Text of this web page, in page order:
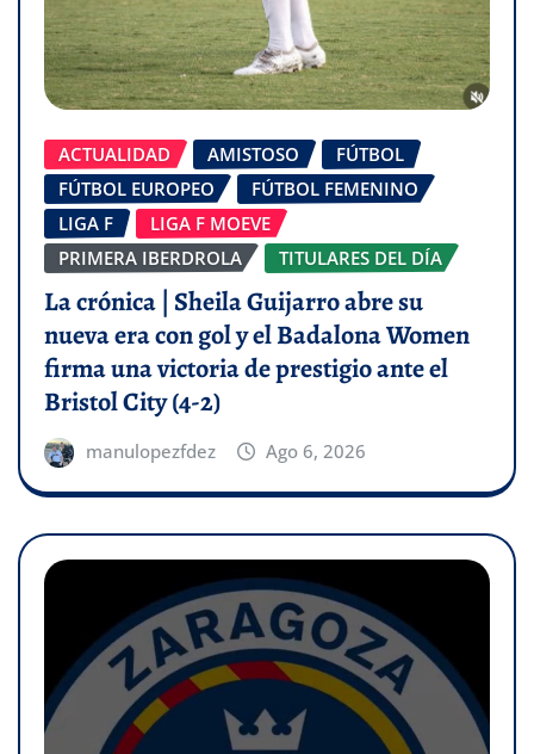
ACTUALIDAD AMISTOSO
FÚTBOL
FÚTBOL EUROPEO
FÚTBOL FEMENINO
LIGA F
LIGA F MOEVE
PRIMERA IBERDROLA
TITULARES DEL DÍA
La crónica | Sheila Guijarro abre su
nueva era con gol y el Badalona Women
firma una victoria de prestigio ante el
Bristol City (4-2)
manulopezfdez Ago 6, 2026